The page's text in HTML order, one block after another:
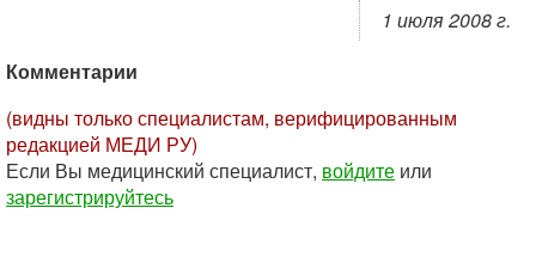
1 июля 2008 г.
Комментарии
(видны только специалистам, верифицированным
редакцией МЕДИ РУ)
Если Вы медицинский специалист, войдите или
зарегистрируйтесь